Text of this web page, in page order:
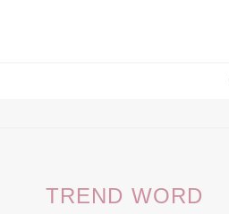
TREND WORD